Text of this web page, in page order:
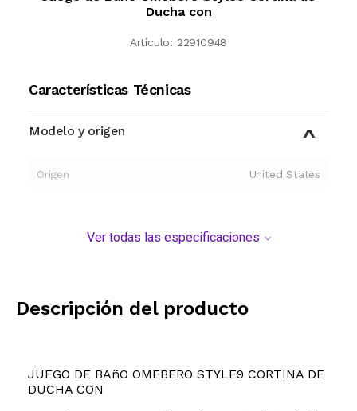
Ducha con
Artículo: 22910948
Características Técnicas
Modelo y origen
Origen United States
Ver todas las especificaciones
Descripción del producto
JUEGO DE BAñO OMEBERO STYLE9 CORTINA DE
DUCHA CON